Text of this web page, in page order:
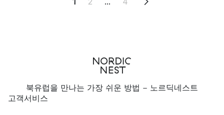
북유럽을 만나는 가장 쉬운 방법 - 노르딕네스트
고객서비스